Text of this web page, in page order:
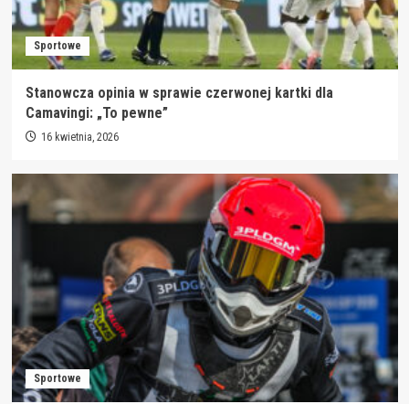
Sportowe
Stanowcza opinia w sprawie czerwonej kartki dla
Camavingi: „To pewne”
16 kwietnia, 2026
Sportowe